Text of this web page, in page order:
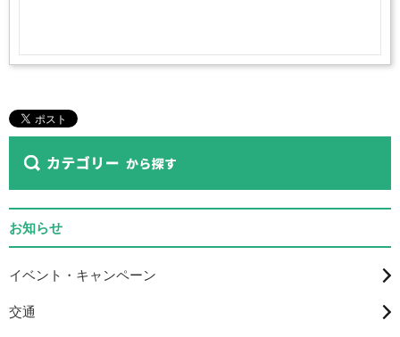
お知らせ
イベント・キャンペーン
交通